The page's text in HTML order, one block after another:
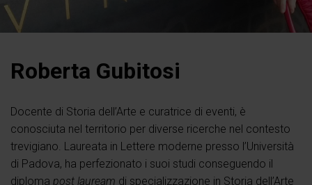
Roberta Gubitosi
Docente di Storia dell’Arte e curatrice di eventi, è
conosciuta nel territorio per diverse ricerche nel contesto
trevigiano. Laureata in Lettere moderne presso l’Università
di Padova, ha perfezionato i suoi studi conseguendo il
diploma post lauream di specializzazione in Storia dell’Arte